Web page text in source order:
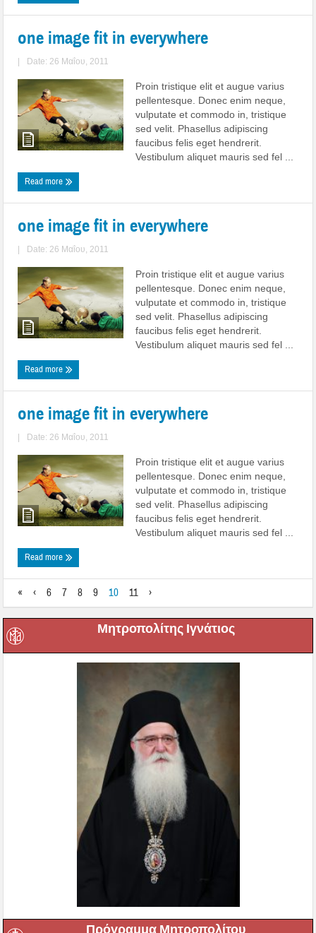
one image fit in everywhere
| Date: 26 Μαΐου, 2011
Proin tristique elit et augue varius
pellentesque. Donec enim neque,
vulputate et commodo in, tristique
sed velit. Phasellus adipiscing
faucibus felis eget hendrerit.
Vestibulum aliquet mauris sed fel ...
Read more
one image fit in everywhere
| Date: 26 Μαΐου, 2011
Proin tristique elit et augue varius
pellentesque. Donec enim neque,
vulputate et commodo in, tristique
sed velit. Phasellus adipiscing
faucibus felis eget hendrerit.
Vestibulum aliquet mauris sed fel ...
Read more
one image fit in everywhere
| Date: 26 Μαΐου, 2011
Proin tristique elit et augue varius
pellentesque. Donec enim neque,
vulputate et commodo in, tristique
sed velit. Phasellus adipiscing
faucibus felis eget hendrerit.
Vestibulum aliquet mauris sed fel ...
Read more
« ‹ 6 7 8 9 10 11 ›
Μητροπολίτης Ιγνάτιος
Πρόγραμμα Μητροπολίτου